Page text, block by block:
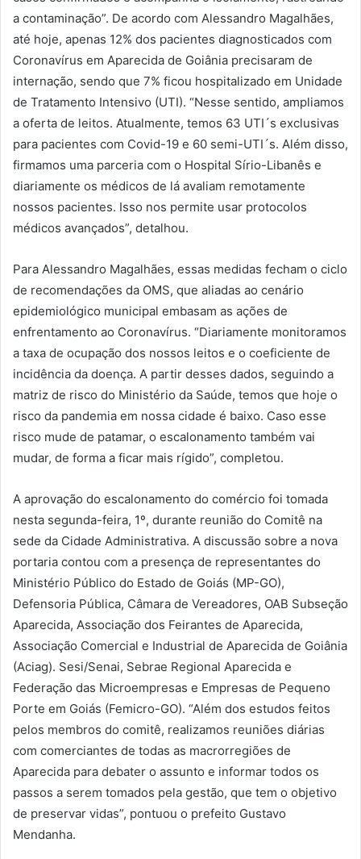
a contaminação”. De acordo com Alessandro Magalhães,
até hoje, apenas 12% dos pacientes diagnosticados com
Coronavírus em Aparecida de Goiânia precisaram de
internação, sendo que 7% ficou hospitalizado em Unidade
de Tratamento Intensivo (UTI). “Nesse sentido, ampliamos
a oferta de leitos. Atualmente, temos 63 UTI´s exclusivas
para pacientes com Covid-19 e 60 semi-UTI´s. Além disso,
firmamos uma parceria com o Hospital Sírio-Libanês e
diariamente os médicos de lá avaliam remotamente
nossos pacientes. Isso nos permite usar protocolos
médicos avançados”, detalhou.
Para Alessandro Magalhães, essas medidas fecham o ciclo
de recomendações da OMS, que aliadas ao cenário
epidemiológico municipal embasam as ações de
enfrentamento ao Coronavírus. “Diariamente monitoramos
a taxa de ocupação dos nossos leitos e o coeficiente de
incidência da doença. A partir desses dados, seguindo a
matriz de risco do Ministério da Saúde, temos que hoje o
risco da pandemia em nossa cidade é baixo. Caso esse
risco mude de patamar, o escalonamento também vai
mudar, de forma a ficar mais rígido”, completou.
A aprovação do escalonamento do comércio foi tomada
nesta segunda-feira, 1º, durante reunião do Comitê na
sede da Cidade Administrativa. A discussão sobre a nova
portaria contou com a presença de representantes do
Ministério Público do Estado de Goiás (MP-GO),
Defensoria Pública, Câmara de Vereadores, OAB Subseção
Aparecida, Associação dos Feirantes de Aparecida,
Associação Comercial e Industrial de Aparecida de Goiânia
(Aciag). Sesi/Senai, Sebrae Regional Aparecida e
Federação das Microempresas e Empresas de Pequeno
Porte em Goiás (Femicro-GO). “Além dos estudos feitos
pelos membros do comitê, realizamos reuniões diárias
com comerciantes de todas as macrorregiões de
Aparecida para debater o assunto e informar todos os
passos a serem tomados pela gestão, que tem o objetivo
de preservar vidas”, pontuou o prefeito Gustavo
Mendanha.